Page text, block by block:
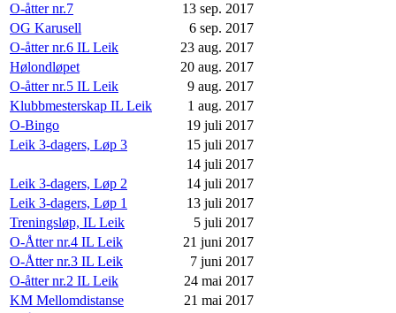
O-åtter nr.7
13 sep. 2017
OG Karusell
6 sep. 2017
O-åtter nr.6 IL Leik
23 aug. 2017
Hølondløpet
20 aug. 2017
O-åtter nr.5 IL Leik
9 aug. 2017
Klubbmesterskap IL Leik
1 aug. 2017
O-Bingo
19 juli 2017
Leik 3-dagers, Løp 3
15 juli 2017
14 juli 2017
Leik 3-dagers, Løp 2
14 juli 2017
Leik 3-dagers, Løp 1
13 juli 2017
Treningsløp, IL Leik
5 juli 2017
O-Åtter nr.4 IL Leik
21 juni 2017
O-Åtter nr.3 IL Leik
7 juni 2017
O-åtter nr.2 IL Leik
24 mai 2017
KM Mellomdistanse
21 mai 2017